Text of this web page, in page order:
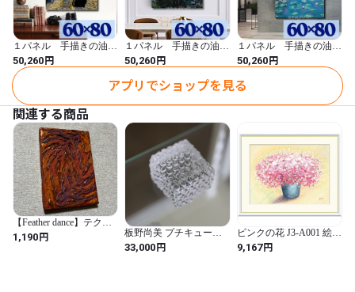
-----------------
【ご注意事項】
* 写真の原画を元に、お客様から注文を受け次第、製作いたしま
* 1枚1枚作成するため、写真と若干異なる場合がございますの
で、ご了承ください。
* PCのモニターにより実際の商品と色味が多少異なることがござ
います。
* 注文を受けてから、製作いたしますので、注文後の取り消しな
どはご遠慮願います
* 商品到着時に、破損不良がございました場合のみ交換の対象と
させていただきます。
ご注文前に必ずabout　をお読みいただき、ご納得の上ご購入く
１パネル 手描きの油彩
画 ゴッホ 夜のカフェ
テラス 黒猫アレンジ
絵画 インテリア モダ
50,260円
１パネル 手描きの油彩
画 ゴッホ 星月夜 黒
猫アレンジ 絵画 イン
テリア モダン アートパ
ネル 6017
50,260円
１パネル 手描きの油彩
画 モネ 睡蓮 黒猫ア
レンジ 絵画 インテリ
ア モダン アートパネ
ル 6016
50,260円
アプリでショップを見る
関連する商品
【Feather dance】テクス
チャーアート モダン
現代アート 原画 アク
1,190円
板野尚美 プチキューブ
（Mサイズ）
33,000円
ピンクの花 J3-A001 絵画
額付き 額入り しあわせ
のブーケ 洋美 「可愛い
9,167円